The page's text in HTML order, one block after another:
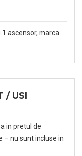
ascensor, marca
/ USI
in pretul de
– nu sunt incluse in